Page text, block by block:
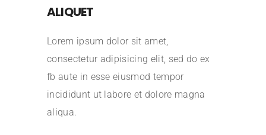
ALIQUET
Lorem ipsum dolor sit amet,
consectetur adipisicing elit, sed do ex
fb aute in esse eiusmod tempor
incididunt ut labore et dolore magna
aliqua.